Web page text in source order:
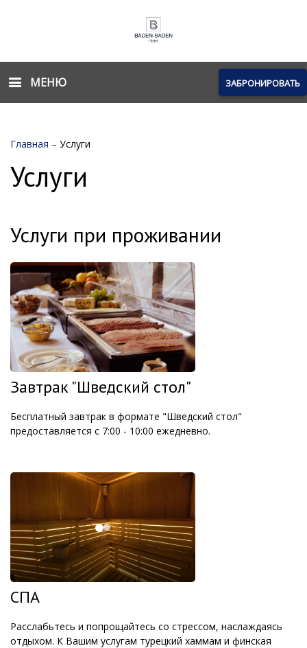
МЕНЮ ЗАБРОНИРОВАТЬ
Главная – Услуги
Услуги
Услуги при проживании
Завтрак "Шведский стол"
Бесплатный завтрак в формате "Шведский стол"
предоставляется с 7:00 - 10:00 ежедневно.
СПА
Расслабьтесь и попрощайтесь со стрессом, наслаждаясь
отдыхом. К Вашим услугам турецкий хаммам и финская